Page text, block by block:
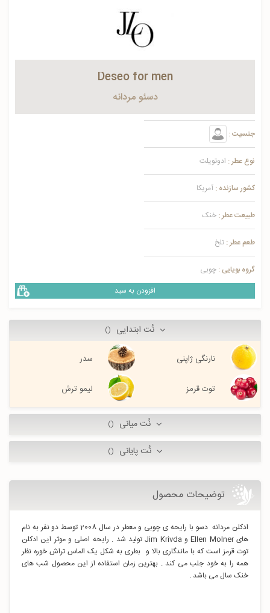
Deseo for men
دسئو مردانه
جنسیت :
نوع عطر : ادوتویلت
کشور سازنده : آمریکا
طبیعت عطر : خنک
طعم عطر : تلخ
گروه بویایی : چوبی
افزودن به سبد
نُت ابتدایی ()
نارنگی ژاپنی سدر
توت قرمز لیمو ترش
نُت میانی ()
نُت پایانی ()
توضیحات محصول
ادکلن مردانه دسو با رایحه ی چوبی و معطر در سال 2008 توسط دو نفر به نام
های Ellen Molner و Jim Krivda تولید شد . رایحه اصلی و موثر این ادکلن
توت قرمز است که با ماندگاری بالا و بطری به شکل یک الماس تراش خوره نظر
همه را به خود جلب می کند . بهترین زمان استفاده از این محصول شب های
خنک سال می باشد .